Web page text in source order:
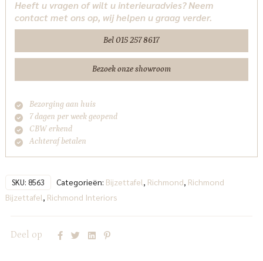
Richmond
Interiors
Heeft u vragen of wilt u interieuradvies? Neem
contact met ons op, wij helpen u graag verder.
Bel 015 257 8617
Bezoek onze showroom
Bezorging aan huis
7 dagen per week geopend
CBW erkend
Achteraf betalen
SKU: 8563 Categorieën: Bijzettafel Richmond Richmond
Bijzettafel Richmond Interiors
Deel op